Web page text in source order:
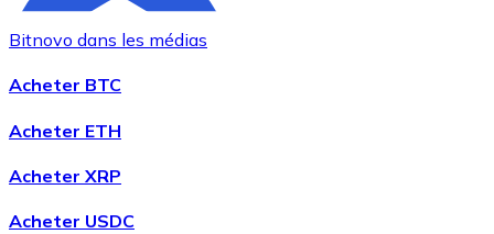
AcheterChainlink
LINK
Bitnovo dans les médias
Acheter BTC
Acheter ETH
Acheter XRP
Acheter USDC